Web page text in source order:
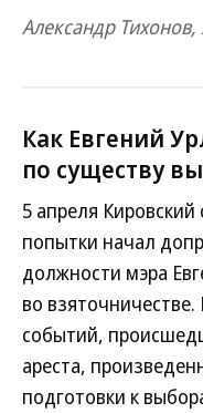
Александр Тихонов,
Как Евгений
по существу
5 апреля Кировский
попытки начал
должности мэра
во
событий,
ареста,
подготовки к